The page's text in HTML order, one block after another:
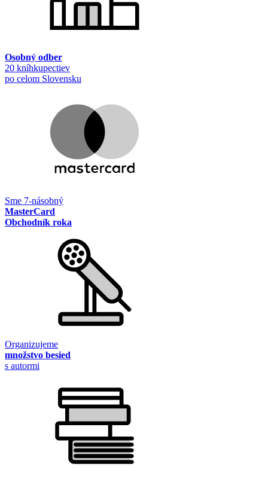
Osobný odber
20 kníhkupectiev
po celom Slovensku
Sme 7-násobný
MasterCard
Obchodník roka
Organizujeme
množstvo besied
s autormi